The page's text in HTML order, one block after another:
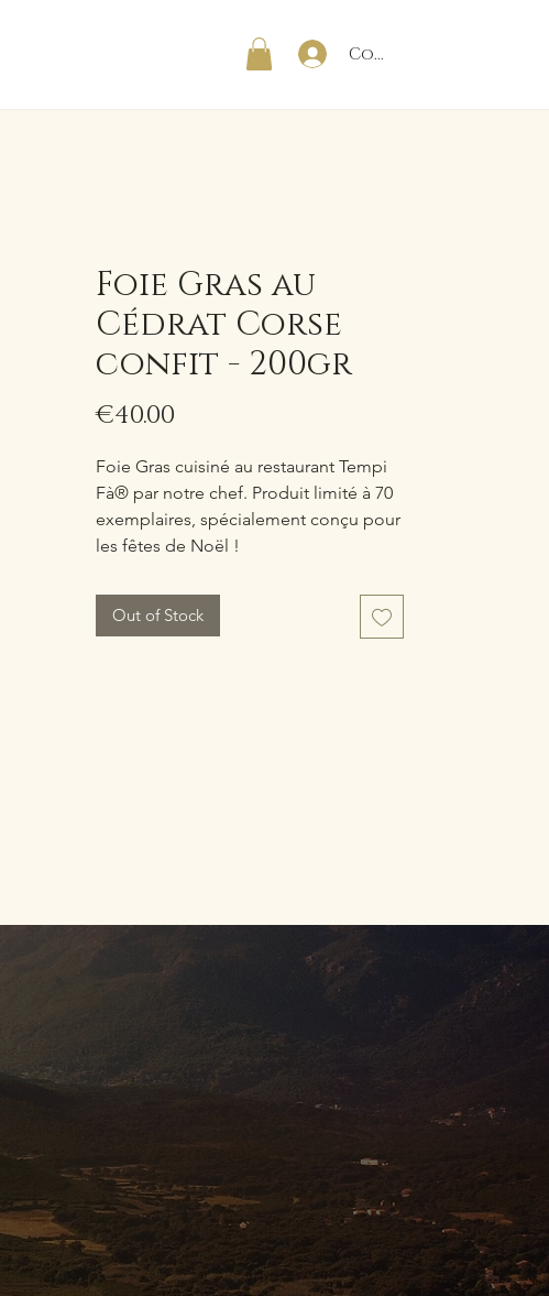
Connexion
Foie Gras au
Cédrat Corse
confit - 200gr
€40.00
Foie Gras cuisiné au restaurant Tempi
Fà® par notre chef. Produit limité à 70
exemplaires, spécialement conçu pour
les fêtes de Noël !
Out of Stock